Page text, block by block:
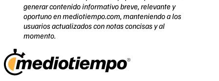
generar contenido informativo breve, relevante y
oportuno en mediotiempo.com, manteniendo a los
usuarios actualizados con notas concisas y al
momento.